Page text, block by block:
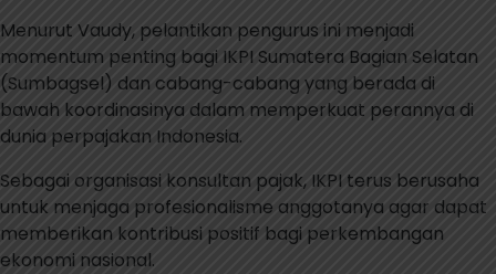
Menurut Vaudy, pelantikan pengurus ini menjadi
momentum penting bagi IKPI Sumatera Bagian Selatan
(Sumbagsel) dan cabang-cabang yang berada di
bawah koordinasinya dalam memperkuat perannya di
dunia perpajakan Indonesia.
Sebagai organisasi konsultan pajak, IKPI terus berusaha
untuk menjaga profesionalisme anggotanya agar dapat
memberikan kontribusi positif bagi perkembangan
ekonomi nasional.